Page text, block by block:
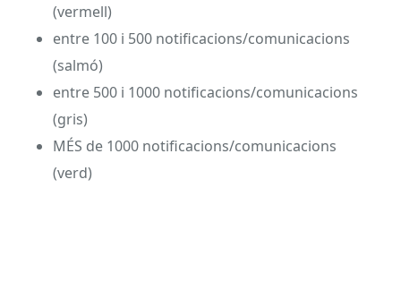
(vermell)
entre 100 i 500 notificacions/comunicacions
(salmó)
entre 500 i 1000 notificacions/comunicacions
(gris)
MÉS de 1000 notificacions/comunicacions
(verd)